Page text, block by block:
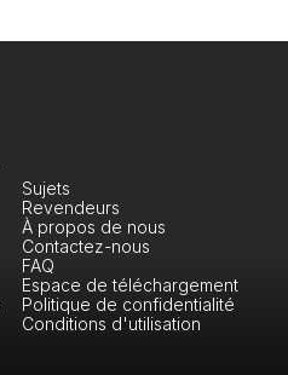
À propos de nous
Sujets
Revendeurs
Contactez-nous
FAQ
Espace de téléchargement
Politique de confidentialité
Conditions d'utilisation